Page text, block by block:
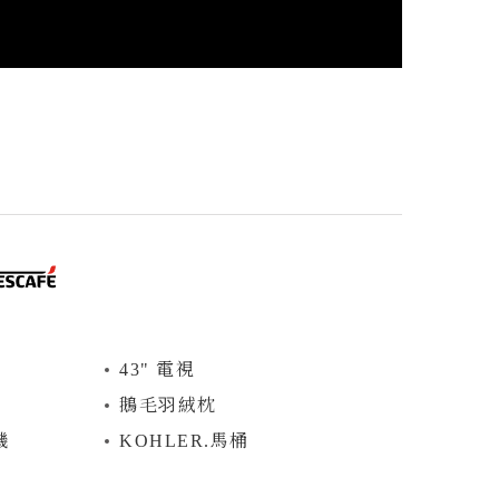
43" 電視
鵝毛⽻絨枕
KOHLER.馬桶